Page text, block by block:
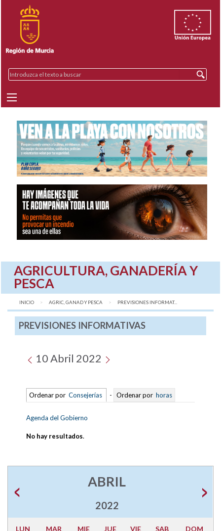
AGRICULTURA, GANADERÍA Y
PESCA
INICIO AGRIC, GANAD Y PESCA AQUÍ:
PREVISIONES INFORMAT...
PREVISIONES INFORMATIVAS
10 Abril 2022
Ordenar por Consejerías - Ordenar por horas
Agenda del Gobierno
No hay resultados.
ABRIL
2022
LUN MAR MIE JUE VIE SAB DOM